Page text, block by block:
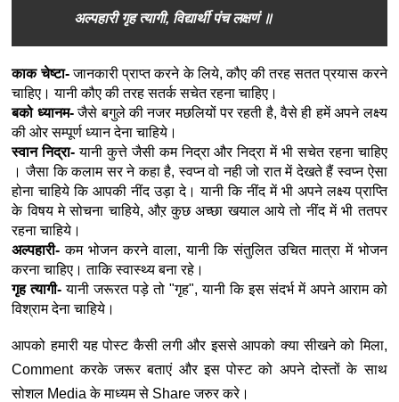
अल्पहारी गृह त्यागी, विद्यार्थी पंच लक्षणं ॥
काक चेष्टा- जानकारी प्राप्त करने के लिये, कौए की तरह सतत प्रयास करने
चाहिए। यानी कौए की तरह सतर्क सचेत रहना चाहिए।
बको ध्यानम- जैसे बगुले की नजर मछलियों पर रहती है, वैसे ही हमें अपने लक्ष्य
की ओर सम्पूर्ण ध्यान देना चाहिये।
स्वान निद्रा- यानी कुत्ते जैसी कम निद्रा और निद्रा में भी सचेत रहना चाहिए
। जैसा कि कलाम सर ने कहा है, स्वप्न वो नही जो रात में देखते हैं स्वप्न ऐसा
होना चाहिये कि आपकी नींद उड़ा दे। यानी कि नींद में भी अपने लक्ष्य प्राप्ति
के विषय मे सोचना चाहिये, औऱ कुछ अच्छा खयाल आये तो नींद में भी ततपर
रहना चाहिये।
अल्पहारी- कम भोजन करने वाला, यानी कि संतुलित उचित मात्रा में भोजन
करना चाहिए। ताकि स्वास्थ्य बना रहे।
गृह त्यागी- यानी जरूरत पड़े तो "गृह", यानी कि इस संदर्भ में अपने आराम को
विश्राम देना चाहिये।
आपको हमारी यह पोस्ट कैसी लगी और इससे आपको क्या सीखने को मिला,
Comment करके जरूर बताएं और इस पोस्ट को अपने दोस्तों के साथ
सोशल Media के माध्यम से Share जरुर करे।